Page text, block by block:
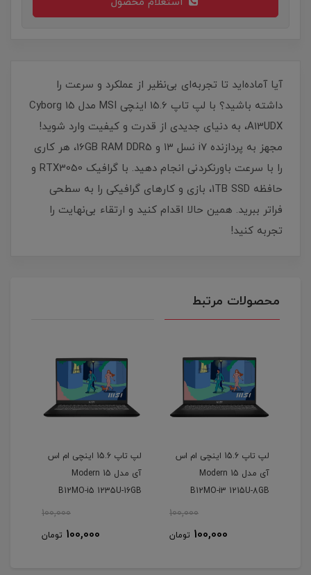
آیا آماده‌اید تا تجربه‌ای بی‌نظیر از عملکرد و سرعت را
داشته باشید؟ با لپ تاپ 15.6 اینچی MSI مدل Cyborg 15
A13UDX، به دنیای جدیدی از قدرت و کیفیت وارد شوید!
مجهز به پردازنده i7 نسل ۱۳ و 16GB RAM DDR5، هر کاری
را با سرعت باورنکردنی انجام دهید. با گرافیک RTX3050 و
حافظه 1TB SSD، بازی و کارهای گرافیکی را به سطحی
فراتر ببرید. همین حالا اقدام کنید و ارتقاء بی‌نهایت را
تجربه کنید!
محصولات مرتبط
لپ تاپ 15.6 اینچی ام اس
آی مدل Modern 15
B12MO-i5 1235U-16GB
DDR4-512GB SSD-IPS
100,000
100,000 تومان
لپ تاپ 15.6 اینچی ام اس
آی مدل Modern 15 H -
B13M-i7 13700H 16GB
100,000
100,000 تومان